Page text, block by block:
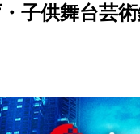
子供舞台芸